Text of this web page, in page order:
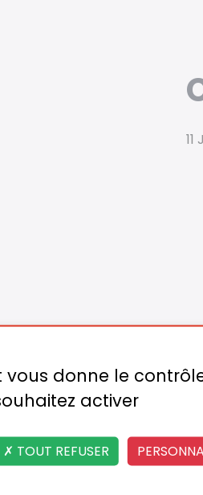
11
vous donne le
activer
TOUT REFUSER